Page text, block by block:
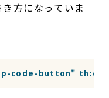
方になっていま
code-button"